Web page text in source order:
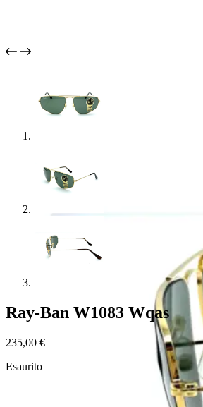
Ray-Ban W1083 Wqas
235,00 €
Esaurito